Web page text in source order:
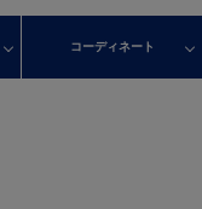
コーディネート